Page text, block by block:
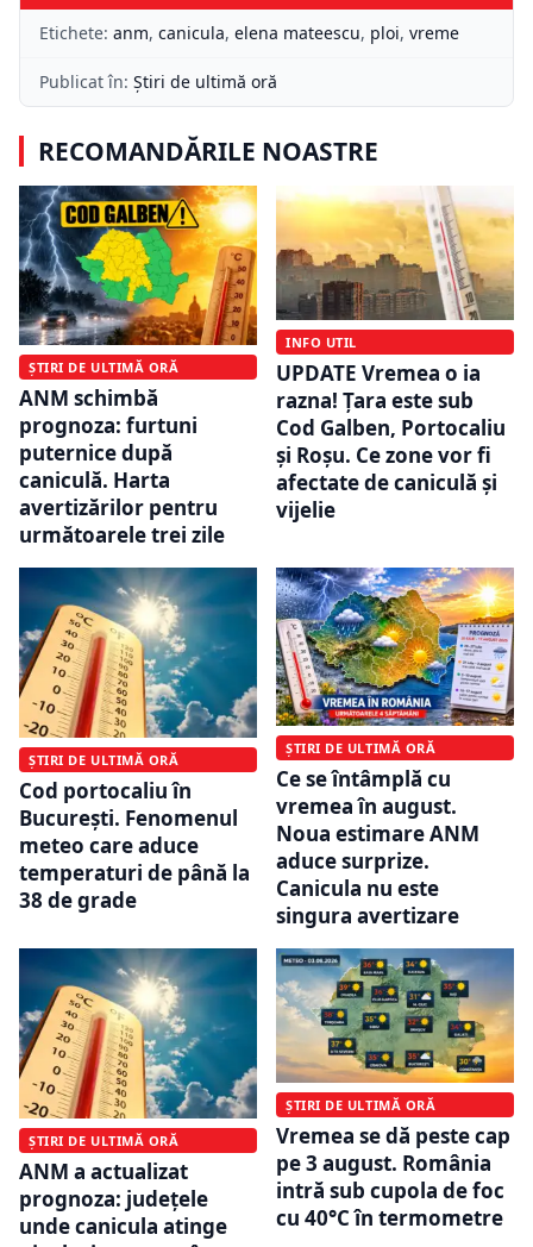
Etichete: anm, canicula, elena mateescu, ploi, vreme
Publicat în: Știri de ultimă oră
RECOMANDĂRILE NOASTRE
ȘTIRI DE ULTIMĂ ORĂ
ANM schimbă
prognoza: furtuni
puternice după
caniculă. Harta
avertizărilor pentru
următoarele trei zile
INFO UTIL
UPDATE Vremea o ia
razna! Țara este sub
Cod Galben, Portocaliu
și Roșu. Ce zone vor fi
afectate de caniculă și
vijelie
ȘTIRI DE ULTIMĂ ORĂ
Cod portocaliu în
București. Fenomenul
meteo care aduce
temperaturi de până la
38 de grade
ȘTIRI DE ULTIMĂ ORĂ
Ce se întâmplă cu
vremea în august.
Noua estimare ANM
aduce surprize.
Canicula nu este
singura avertizare
ȘTIRI DE ULTIMĂ ORĂ
ANM a actualizat
prognoza: județele
unde canicula atinge
ȘTIRI DE ULTIMĂ ORĂ
Vremea se dă peste cap
pe 3 august. România
intră sub cupola de foc
cu 40°C în termometre